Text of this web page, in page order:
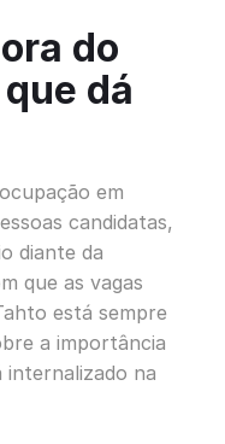
do
dá
em
candidatas,
diante da
que as vagas
está sempre
a importância
na